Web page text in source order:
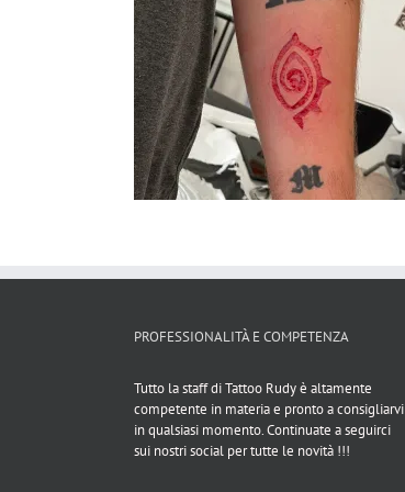
PROFESSIONALITÀ E COMPETENZA
Tutto la staff di Tattoo Rudy è altamente
competente in materia e pronto a consigliarvi
in qualsiasi momento. Continuate a seguirci
sui nostri social per tutte le novità !!!